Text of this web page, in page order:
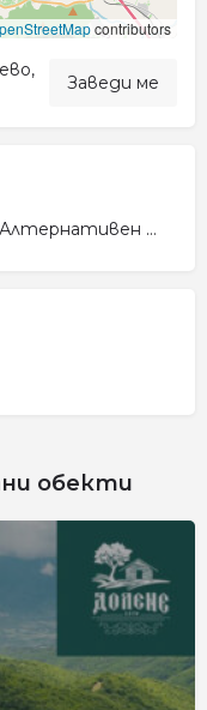
contributors
Заведи ме
Алтернативен и селски туризъм
обекти